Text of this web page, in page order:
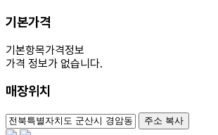
기본가격
기본항목가격정보
가격 정보가 없습니다.
매장위치
주소 복사